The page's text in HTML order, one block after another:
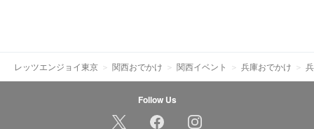
レッツエンジョイ東京 関西おでかけ 関西イベント 兵庫おでかけ
Follow Us